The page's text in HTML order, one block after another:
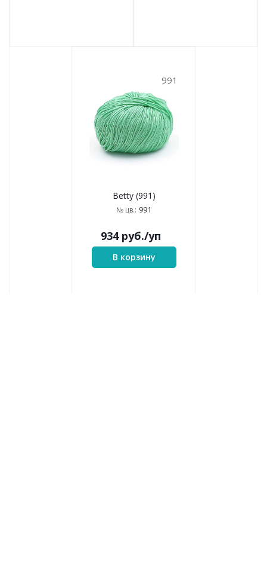
991
Betty (991)
№ цв.: 991
934руб./уп
В корзину